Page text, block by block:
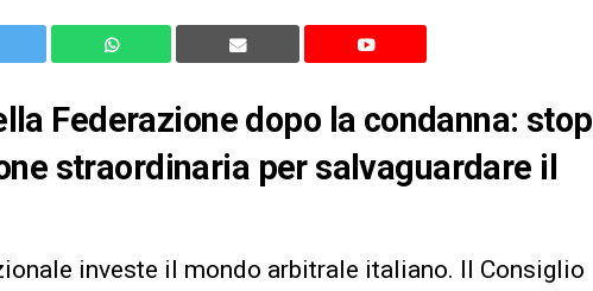
Federazione dopo la condanna: stop
straordinaria per salvaguardare il
investe il mondo arbitrale italiano. Il Consiglio